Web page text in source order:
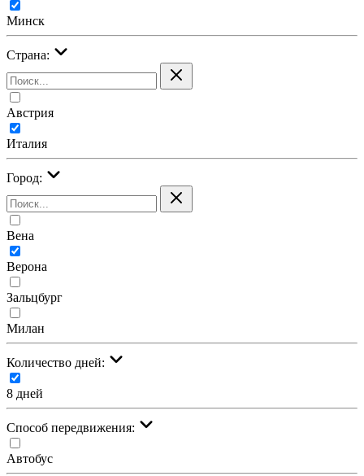
Минск
Страна:
Австрия
Италия
Город:
Вена
Верона
Зальцбург
Милан
Количество дней:
8 дней
Cпособ передвижения:
Автобус